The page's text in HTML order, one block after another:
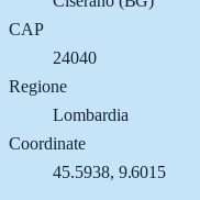
CAP
24040
Regione
Lombardia
Coordinate
45.5938, 9.6015